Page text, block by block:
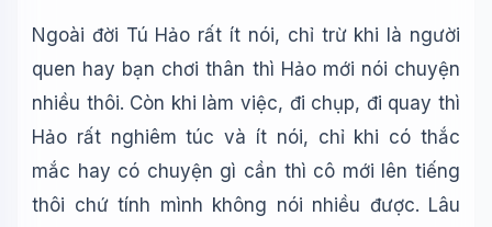
Ngoài đời Tú Hảo rất ít nói, chỉ trừ khi là người
quen hay bạn chơi thân thì Hảo mới nói chuyện
nhiều thôi. Còn khi làm việc, đi chụp, đi quay thì
Hảo rất nghiêm túc và ít nói, chỉ khi có thắc
mắc hay có chuyện gì cần thì cô mới lên tiếng
thôi chứ tính mình không nói nhiều được. Lâu